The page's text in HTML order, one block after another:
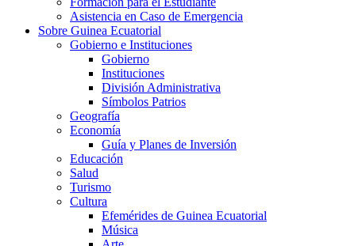
Asistencia en Caso de Emergencia
Sobre Guinea Ecuatorial
Gobierno e Instituciones
Gobierno
Instituciones
División Administrativa
Símbolos Patrios
Geografía
Economía
Guía y Planes de Inversión
Educación
Salud
Turismo
Cultura
Efemérides de Guinea Ecuatorial
Música